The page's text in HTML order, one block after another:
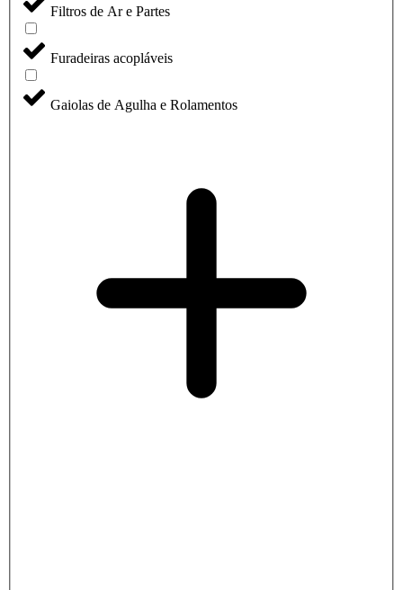
Filtros de Ar e Partes
Furadeiras acopláveis
Gaiolas de Agulha e Rolamentos